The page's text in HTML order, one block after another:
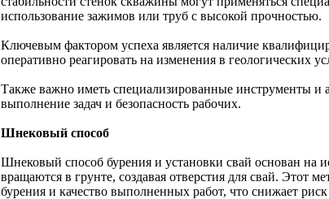
использование зажимов или труб с высокой прочностью.
Ключевым фактором успеха является наличие
оперативно реагировать на изменения в геологических
Также важно иметь специализированные инструменты и
выполнение задач и безопасность рабочих.
Шнековый способ
Шнековый способ бурения и установки свай основан на
вращаются в грунте, создавая отверстия для свай. Этот
бурения и качество выполненных работ, что снижает